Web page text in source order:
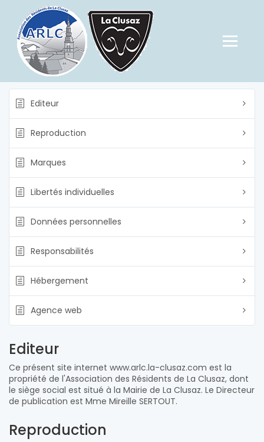
Editeur
Reproduction
Marques
Libertés individuelles
Données personnelles
Responsabilités
Hébergement
Agence web
Editeur
Ce présent site internet www.arlc.la-clusaz.com est la
propriété de l'Association des Résidents de La Clusaz, dont
le siège social est situé à la Mairie de La Clusaz. Le Directeur
de publication est Mme Mireille SERTOUT.
Reproduction